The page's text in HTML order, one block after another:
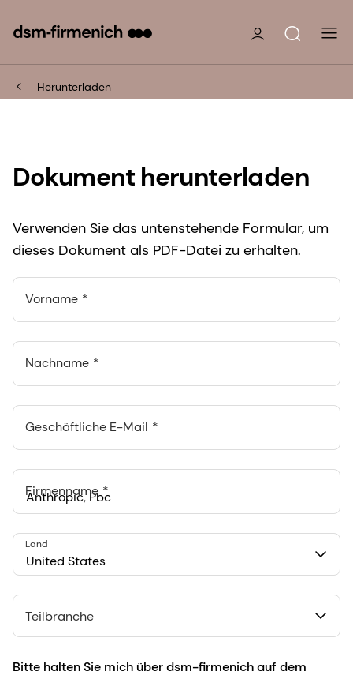
Herunterladen
Dokument herunterladen
Verwenden Sie das untenstehende Formular, um
dieses Dokument als PDF-Datei zu erhalten.
Vorname
Nachname
Geschäftliche E-Mail
Firmenname
548 Market St Pmb 90375, San Francisco, California, US
United States
Land
Teilbranche
Bitte halten Sie mich über dsm-firmenich auf dem